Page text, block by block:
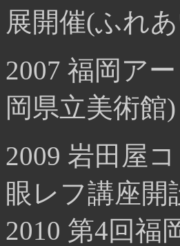
展開催(ふれ
2007 福岡ア
岡県立美術館)
2009 岩田屋
眼レフ講座開
2010 第4回福